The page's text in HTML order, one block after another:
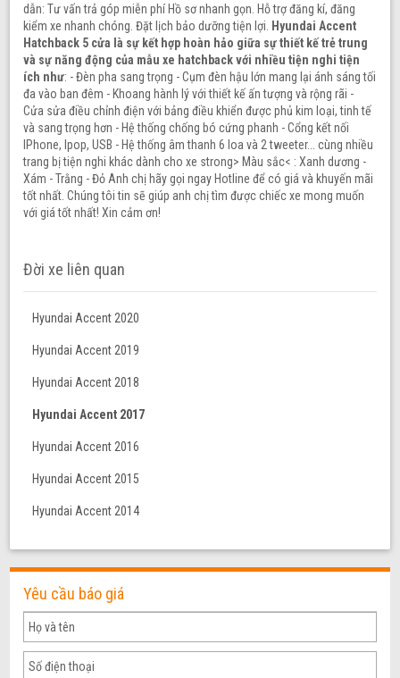
dẫn: Tư vấn trả góp miễn phí Hồ sơ nhanh gọn. Hỗ trợ đăng kí, đăng
kiểm xe nhanh chóng. Đặt lịch bảo dưỡng tiện lợi. Hyundai Accent
Hatchback 5 cửa là sự kết hợp hoàn hảo giữa sự thiết kế trẻ trung
và sự năng động của mẫu xe hatchback với nhiều tiện nghi tiện
ích như: - Đèn pha sang trọng - Cụm đèn hậu lớn mang lại ánh sáng tối
đa vào ban đêm - Khoang hành lý với thiết kế ấn tượng và rộng rãi -
Cửa sửa điều chỉnh điện với bảng điều khiển được phủ kim loại, tinh tế
và sang trọng hơn - Hệ thống chống bó cứng phanh - Cổng kết nối
IPhone, Ipop, USB - Hệ thống âm thanh 6 loa và 2 tweeter... cùng nhiều
trang bị tiện nghi khác dành cho xe strong> Màu sắc< : Xanh dương -
Xám - Trằng - Đỏ Anh chị hãy gọi ngay Hotline để có giá và khuyến mãi
tốt nhất. Chúng tôi tin sẽ giúp anh chị tìm được chiếc xe mong muốn
với giá tốt nhất! Xin cảm ơn!
Đời xe liên quan
Hyundai Accent 2020
Hyundai Accent 2019
Hyundai Accent 2018
Hyundai Accent 2017
Hyundai Accent 2016
Hyundai Accent 2015
Hyundai Accent 2014
Yêu cầu báo giá